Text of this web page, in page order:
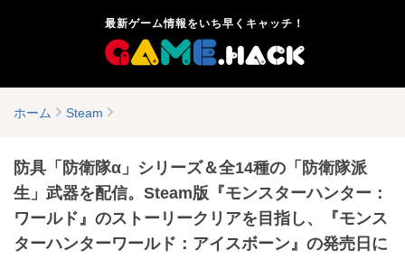
最新ゲーム情報をいち早くキャッチ！
ホーム Steam
防具「防衛隊α」シリーズ＆全14種の「防衛隊派
生」武器を配信。Steam版『モンスターハンター：
ワールド』のストーリークリアを目指し、『モンス
ターハンターワールド：アイスボーン』の発売日に